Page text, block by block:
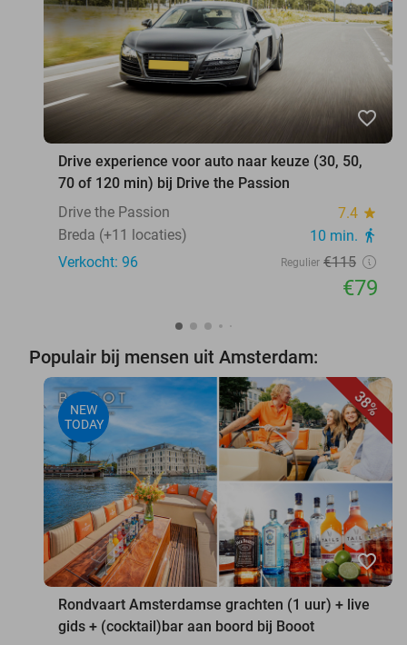
favorite_border
Drive experience voor auto naar keuze (30, 50,
70 of 120 min) bij Drive the Passion
Drive the Passion
7.4 star
Breda (+11 locaties) 10 min. directions_walk
Verkocht: 96 Regulier €115
€79
Populair bij mensen uit Amsterdam:
38%
NEW
TODAY
favorite_border
Rondvaart Amsterdamse grachten (1 uur) + live
gids + (cocktail)bar aan boord bij Booot